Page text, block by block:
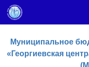
Skip to content
Муниципальное
«Георгиевская